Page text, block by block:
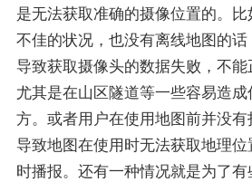
是无法获取准确的摄像位置的。
不佳的状况，也没有离线地图的
导致获取摄像头的数据失败，不能
尤其是在山区隧道等一些容易造
方。或者用户在使用地图前并没有
导致地图在使用时无法获取地理位
时播报。还有一种情况就是为了